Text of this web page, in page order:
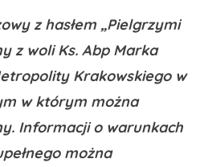
z hasłem „Pielgrzymi
z woli Ks. Abp Marka
Krakowskiego w
w którym można
Informacji o warunkach
można